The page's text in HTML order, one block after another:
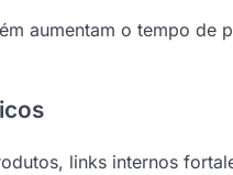
aumentam o tempo
links internos